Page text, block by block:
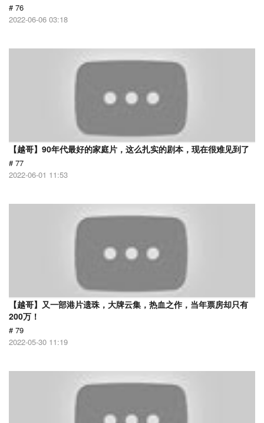
# 76
2022-06-06 03:18
【越哥】90年代最好的家庭片，这么扎实的剧本，现在很难见到了
# 77
2022-06-01 11:53
【越哥】又一部港片遗珠，大牌云集，热血之作，当年票房却只有
200万！
# 79
2022-05-30 11:19